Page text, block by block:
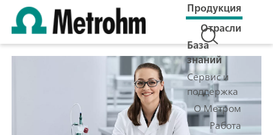
Продукция
Отрасли
База
знаний
Сервис и
поддержка
О Метром
Работа